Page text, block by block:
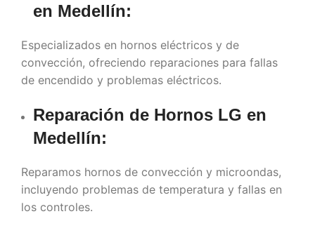
en Medellín:
Especializados en hornos eléctricos y de
convección, ofreciendo reparaciones para fallas
de encendido y problemas eléctricos.
Reparación de Hornos LG en
Medellín:
Reparamos hornos de convección y microondas,
incluyendo problemas de temperatura y fallas en
los controles.